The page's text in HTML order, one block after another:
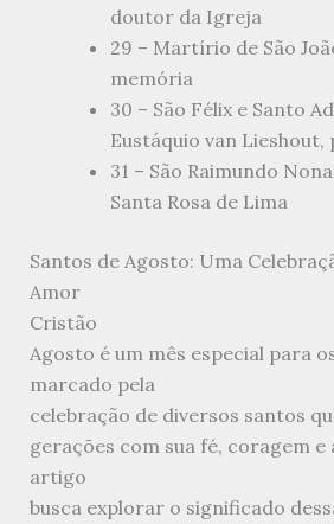
doutor da Igreja
29 – Martírio de São
memória
30 – São Félix e Santo
Eustáquio van
31 – São Raimundo
Santa Rosa de Lima
Santos de Agosto: Uma
Amor
Cristão
Agosto é um mês especial para
marcado pela
celebração de diversos santos
gerações com sua fé, coragem e
artigo
busca explorar o significado